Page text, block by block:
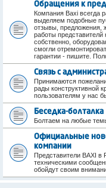
Обращения к
Компания Baxi всегда
выделяем подобные
отзывы, предложения,
работы
собственно,
смогли
гарантии - пишите.
Связь с
Принимаются
рады конструктивной
пользователям у нас
Беседка-болталка
Болтаем на любые
Официальные
компании
Представители BAXI в
техническими
обойдут своим